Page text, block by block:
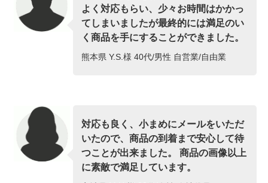
よく対応もらい、少々お時間はかかっ
てしまいましたが最終的には満足のい
く商品を手にすることができました。
熊本県 Y.S.様 40代/男性 自営業/自由業
対応も良く、小まめにメールをいただ
いたので、商品の到着まで安心して待
つことが出来ました。 商品の画像以上
に素敵で満足しています。